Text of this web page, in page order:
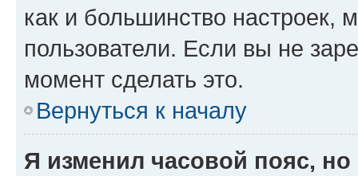
как и большинство настроек,
пользователи. Если вы не
момент сделать это.
Вернуться к началу
Я изменил часовой пояс,